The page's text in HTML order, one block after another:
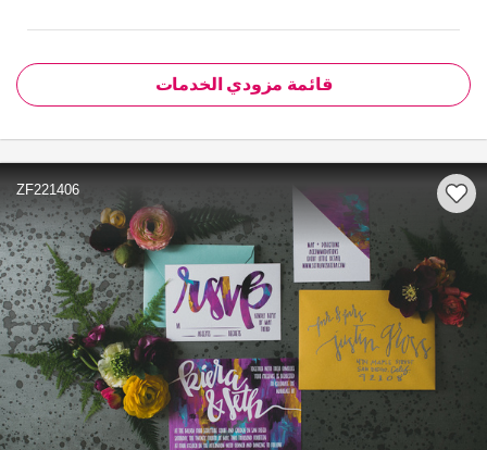
قائمة مزودي الخدمات
ZF221406